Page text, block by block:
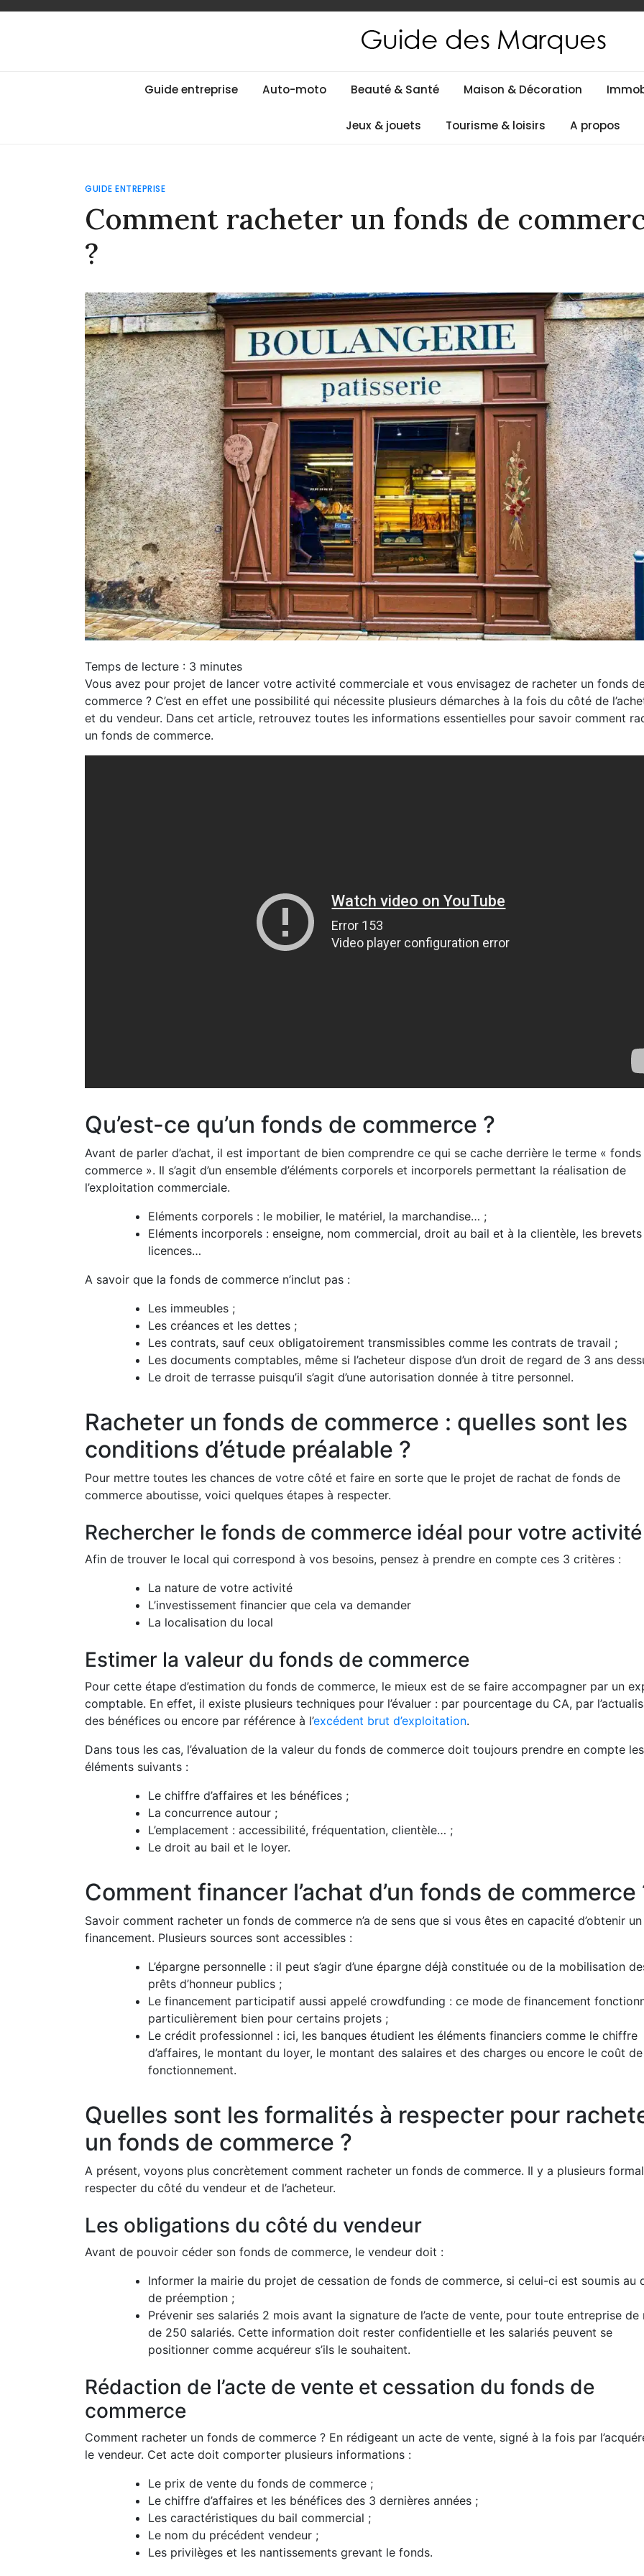
Skip
Guide des Marques
Guide entreprise Auto-moto Beauté & Santé Maison & Décoration
Jeux & jouets Tourisme & loisirs A propos
GUIDE ENTREPRISE
Comment racheter un fonds de
?
Temps de lecture : 3 minutes
Vous avez pour projet de lancer votre activité commerciale et vous envisagez de racheter un fonds
commerce ? C’est en effet une possibilité qui nécessite plusieurs démarches à la fois du côté de
et du vendeur. Dans cet article, retrouvez toutes les informations essentielles pour savoir comment
un fonds de commerce.
Qu’est-ce qu’un fonds de commerce ?
Avant de parler d’achat, il est important de bien comprendre ce qui se cache derrière le terme « fonds
commerce ». Il s’agit d’un ensemble d’éléments corporels et incorporels permettant la réalisation de
l’exploitation commerciale.
Eléments corporels : le mobilier, le matériel, la marchandise… ;
Eléments incorporels : enseigne, nom commercial, droit au bail et à la clientèle, les
licences…
A savoir que la fonds de commerce n’inclut pas :
Les immeubles ;
Les créances et les dettes ;
Les contrats, sauf ceux obligatoirement transmissibles comme les contrats de travail ;
Les documents comptables, même si l’acheteur dispose d’un droit de regard de 3 ans
Le droit de terrasse puisqu’il s’agit d’une autorisation donnée à titre personnel.
Racheter un fonds de commerce : quelles sont les
conditions d’étude préalable ?
Pour mettre toutes les chances de votre côté et faire en sorte que le projet de rachat de fonds de
commerce aboutisse, voici quelques étapes à respecter.
Rechercher le fonds de commerce idéal pour votre activité
Afin de trouver le local qui correspond à vos besoins, pensez à prendre en compte ces 3 critères :
La nature de votre activité
L’investissement financier que cela va demander
La localisation du local
Estimer la valeur du fonds de commerce
Pour cette étape d’estimation du fonds de commerce, le mieux est de se faire accompagner par un
comptable. En effet, il existe plusieurs techniques pour l’évaluer : par pourcentage du CA, par
des bénéfices ou encore par référence à l’excédent brut d’exploitation.
Dans tous les cas, l’évaluation de la valeur du fonds de commerce doit toujours prendre en compte les
éléments suivants :
Le chiffre d’affaires et les bénéfices ;
La concurrence autour ;
L’emplacement : accessibilité, fréquentation, clientèle… ;
Le droit au bail et le loyer.
Comment financer l’achat d’un fonds de commerce
Savoir comment racheter un fonds de commerce n’a de sens que si vous êtes en capacité d’obtenir un
financement. Plusieurs sources sont accessibles :
L’épargne personnelle : il peut s’agir d’une épargne déjà constituée ou de la mobilisation
prêts d’honneur publics ;
Le financement participatif aussi appelé crowdfunding : ce mode de financement
particulièrement bien pour certains projets ;
Le crédit professionnel : ici, les banques étudient les éléments financiers comme le chiffre
d’affaires, le montant du loyer, le montant des salaires et des charges ou encore le coût de
fonctionnement.
Quelles sont les formalités à respecter pour
un fonds de commerce ?
A présent, voyons plus concrètement comment racheter un fonds de commerce. Il y a plusieurs
respecter du côté du vendeur et de l’acheteur.
Les obligations du côté du vendeur
Avant de pouvoir céder son fonds de commerce, le vendeur doit :
Informer la mairie du projet de cessation de fonds de commerce, si celui-ci est soumis au
de préemption ;
Prévenir ses salariés 2 mois avant la signature de l’acte de vente, pour toute entreprise de
de 250 salariés. Cette information doit rester confidentielle et les salariés peuvent se
positionner comme acquéreur s’ils le souhaitent.
Rédaction de l’acte de vente et cessation du fonds de
commerce
Comment racheter un fonds de commerce ? En rédigeant un acte de vente, signé à la fois par
le vendeur. Cet acte doit comporter plusieurs informations :
Le prix de vente du fonds de commerce ;
Le chiffre d’affaires et les bénéfices des 3 dernières années ;
Les caractéristiques du bail commercial ;
Le nom du précédent vendeur ;
Les privilèges et les nantissements grevant le fonds.